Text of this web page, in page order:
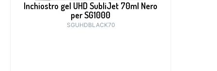
Inchiostro gel UHD SubliJet 70ml Nero
per SG1000
SGUHDBLACK70